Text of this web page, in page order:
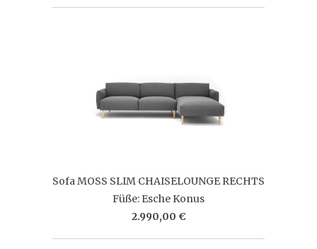
Sofa MOSS SLIM CHAISELOUNGE RECHTS
Füße: Esche Konus
2.990,00 €